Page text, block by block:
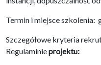
Termin i miejsce szkolenia:
Szczegółowe kryteria
Regulaminieprojektu: